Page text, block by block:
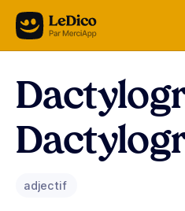
Aller au contenu
adjectif